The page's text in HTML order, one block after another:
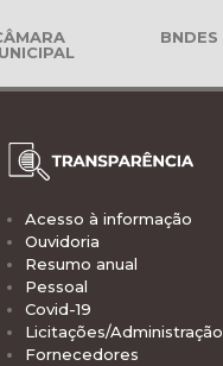
BNDES
Acesso à informação
Ouvidoria
Resumo anual
Pessoal
Covid-19
Licitações/Administração
Fornecedores